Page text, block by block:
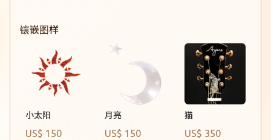
OM22c-brown Sun
A02c-20th Sun
镶嵌图样
小太阳
US$ 150
月亮
US$ 150
猫
US$ 350